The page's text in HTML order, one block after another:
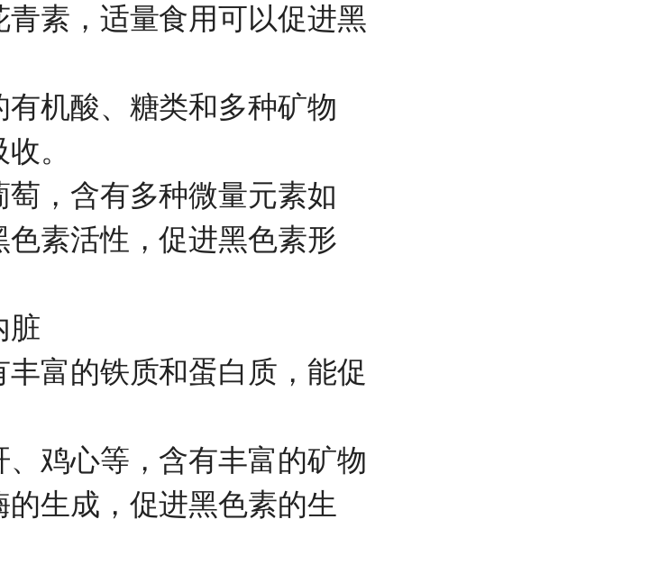
素，适量食用可以促进黑
机酸、糖类和多种矿物
。
，含有多种微量元素如
素活性，促进黑色素形
富的铁质和蛋白质，能促
鸡心等，含有丰富的矿物
生成，促进黑色素的生